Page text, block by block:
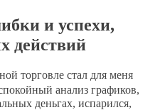
и успехи,
действий
торговле стал для меня
анализ графиков,
деньгах, испарился,